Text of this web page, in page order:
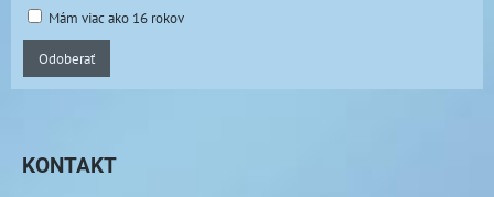
Mám viac ako 16 rokov
Odoberať
KONTAKT